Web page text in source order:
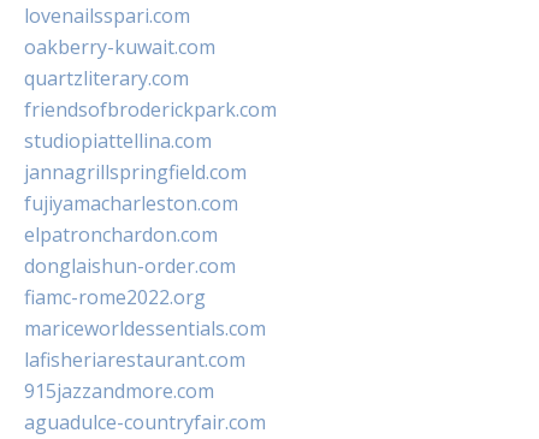
lovenailsspari.com
oakberry-kuwait.com
quartzliterary.com
friendsofbroderickpark.com
studiopiattellina.com
jannagrillspringfield.com
fujiyamacharleston.com
elpatronchardon.com
donglaishun-order.com
fiamc-rome2022.org
mariceworldessentials.com
lafisheriarestaurant.com
915jazzandmore.com
aguadulce-countryfair.com